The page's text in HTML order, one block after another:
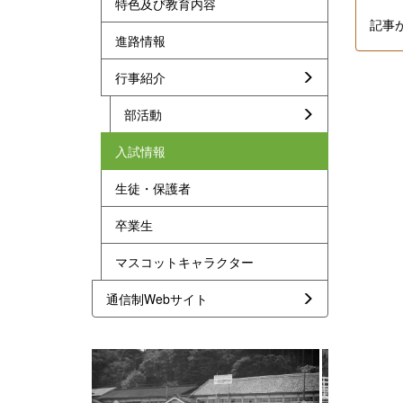
記事
特色及び教育内容
進路情報
行事紹介
部活動
入試情報
生徒・保護者
卒業生
マスコットキャラクター
通信制Webサイト
p
r
n
e